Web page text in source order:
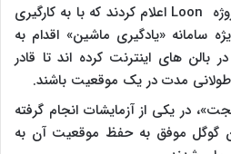
در همین حال محققان تیم پروژه Loon اعلام کردند که با به کارگیری
«یادگیری ماشین» اقدام به
بالن های اینترنت کرده اند تا قادر
طولانی مدت در یک موقعیت باشند.
در یکی از آزمایشات انجام گرفته
گوگل موفق به حفظ موقعیت آن به